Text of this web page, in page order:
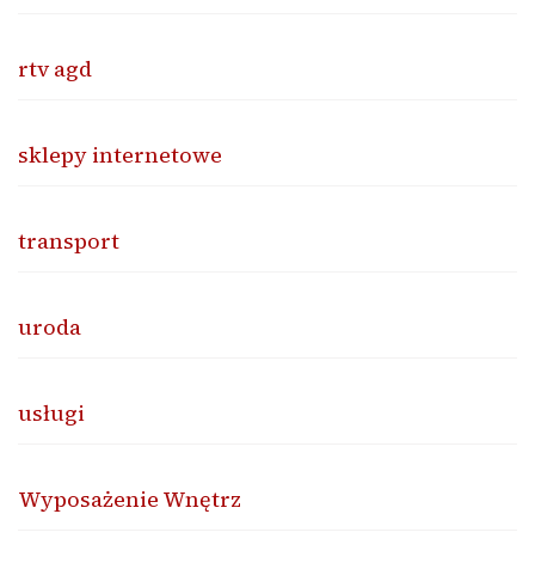
rtv agd
sklepy internetowe
transport
uroda
usługi
Wyposażenie Wnętrz